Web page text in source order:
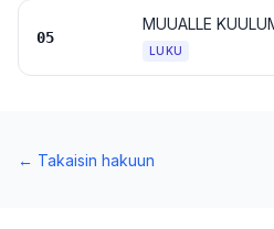
05
LUKU
← Takaisin hakuun